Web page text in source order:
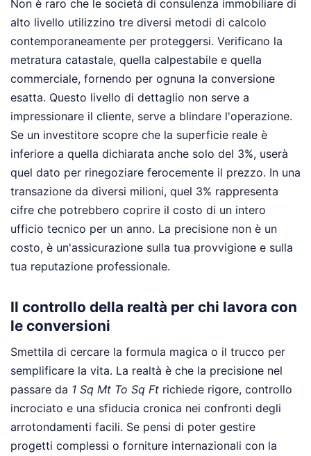
Non è raro che le società di consulenza immobiliare di
alto livello utilizzino tre diversi metodi di calcolo
contemporaneamente per proteggersi. Verificano la
metratura catastale, quella calpestabile e quella
commerciale, fornendo per ognuna la conversione
esatta. Questo livello di dettaglio non serve a
impressionare il cliente, serve a blindare l'operazione.
Se un investitore scopre che la superficie reale è
inferiore a quella dichiarata anche solo del 3%, userà
quel dato per rinegoziare ferocemente il prezzo. In una
transazione da diversi milioni, quel 3% rappresenta
cifre che potrebbero coprire il costo di un intero
ufficio tecnico per un anno. La precisione non è un
costo, è un'assicurazione sulla tua provvigione e sulla
tua reputazione professionale.
Il controllo della realtà per chi lavora con
le conversioni
Smettila di cercare la formula magica o il trucco per
semplificare la vita. La realtà è che la precisione nel
passare da 1 Sq Mt To Sq Ft richiede rigore, controllo
incrociato e una sfiducia cronica nei confronti degli
arrotondamenti facili. Se pensi di poter gestire
progetti complessi o forniture internazionali con la